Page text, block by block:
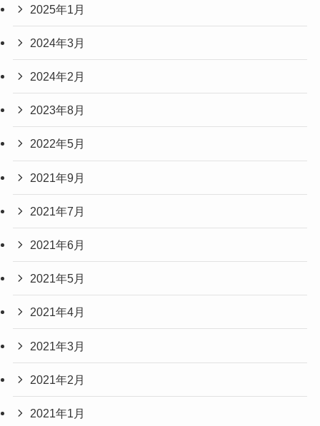
2025年1月
2024年3月
2024年2月
2023年8月
2022年5月
2021年9月
2021年7月
2021年6月
2021年5月
2021年4月
2021年3月
2021年2月
2021年1月